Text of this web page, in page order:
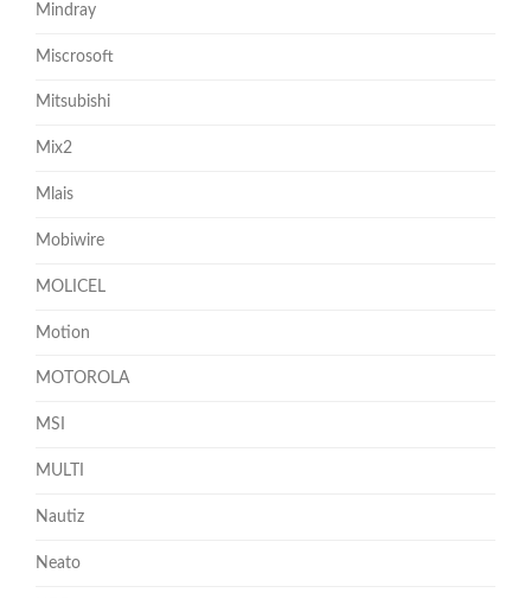
Mindray
Miscrosoft
Mitsubishi
Mix2
Mlais
Mobiwire
MOLICEL
Motion
MOTOROLA
MSI
MULTI
Nautiz
Neato